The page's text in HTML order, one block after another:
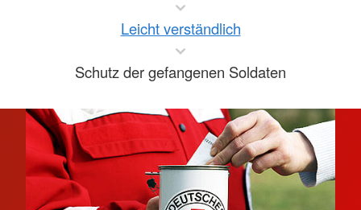
Leicht verständlich
Schutz der gefangenen Soldaten